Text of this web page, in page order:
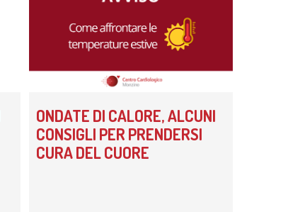
ONDATE DI CALORE, ALCUNI
CONSIGLI PER PRENDERSI
CURA DEL CUORE